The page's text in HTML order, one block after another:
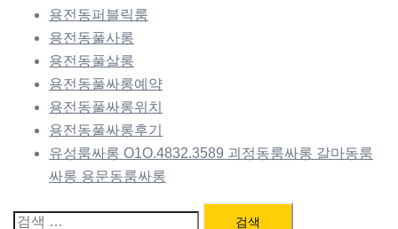
용전동퍼블릭룸
용전동풀사롱
용전동풀살롱
용전동풀싸롱예약
용전동풀싸롱위치
용전동풀싸롱후기
유성룸싸롱 O1O.4832.3589 괴정동룸싸롱 갈마동룸
싸롱 용문동룸싸롱
검